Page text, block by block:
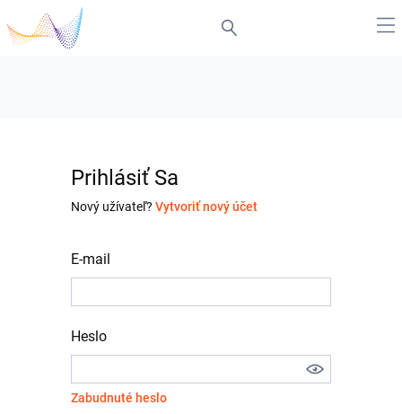
Prihlásiť Sa
Nový užívateľ? Vytvoriť nový účet
E-mail
Heslo
Zabudnuté heslo